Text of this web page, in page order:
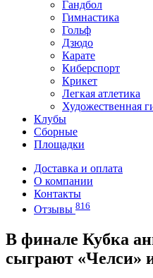
Гандбол
Гимнастика
Гольф
Дзюдо
Карате
Киберспорт
Крикет
Легкая атлетика
Художественная
Клубы
Сборные
Площадки
Доставка и оплата
О компании
Контакты
Отзывы 816
В финале Кубка
сыграют «Челси»